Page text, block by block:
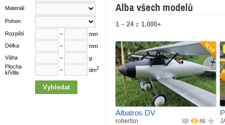
Materiál
Pohon
Rozpětí ~
mm
Délka
~
mm
Váha
~
g
Plocha
křídla
~ dm2
Alba všech modelů
1 – 24z 1.000+
Jak postaveno
Ze stavebnice
Materiál
Balza + potah
Pohon
Spalovací ­ motor
Rozpětí
1800 mm
Délka
1440 mm
Váha
7000 g
Albatros DV
86
robertsn